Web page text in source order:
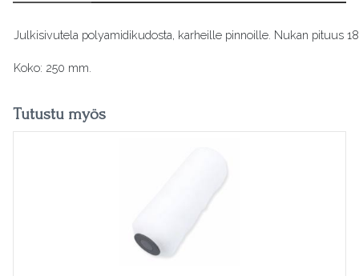
Julkisivutela polyamidikudosta, karheille pinnoille. Nukan pituus
Koko: 250 mm.
Tutustu myös